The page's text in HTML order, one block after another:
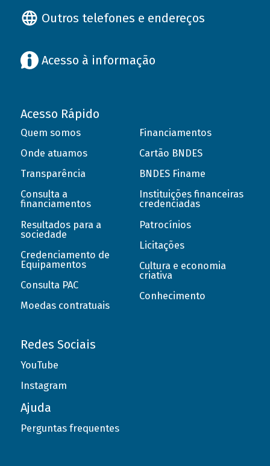
Outros telefones e endereços
Acesso à informação
Acesso Rápido
Quem somos
Onde atuamos
Transparência
Consulta a
financiamentos
Resultados para a
sociedade
Credenciamento de
Equipamentos
Consulta PAC
Moedas contratuais
Financiamentos
Cartão BNDES
BNDES Finame
Instituições financeiras
credenciadas
Patrocínios
Licitações
Cultura e economia
criativa
Conhecimento
Redes Sociais
YouTube
Instagram
Ajuda
Perguntas frequentes